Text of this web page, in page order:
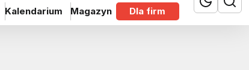
Kalendarium Magazyn Dla firm